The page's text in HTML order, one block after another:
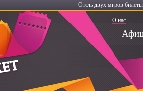
Отель двух миров билеты
О нас